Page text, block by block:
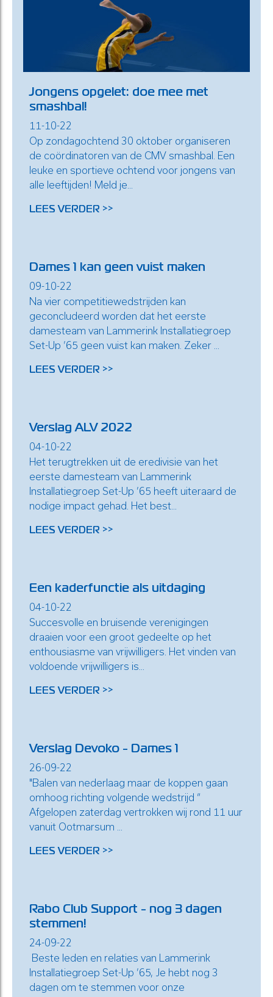
Jongens opgelet: doe mee met
smashbal!
11-10-22
Op zondagochtend 30 oktober organiseren
de coördinatoren van de CMV smashbal. Een
leuke en sportieve ochtend voor jongens van
alle leeftijden! Meld je...
LEES VERDER >>
Dames 1 kan geen vuist maken
09-10-22
Na vier competitiewedstrijden kan
geconcludeerd worden dat het eerste
damesteam van Lammerink Installatiegroep
Set-Up ’65 geen vuist kan maken. Zeker ...
LEES VERDER >>
Verslag ALV 2022
04-10-22
Het terugtrekken uit de eredivisie van het
eerste damesteam van Lammerink
Installatiegroep Set-Up ’65 heeft uiteraard de
nodige impact gehad. Het best...
LEES VERDER >>
Een kaderfunctie als uitdaging
04-10-22
Succesvolle en bruisende verenigingen
draaien voor een groot gedeelte op het
enthousiasme van vrijwilligers. Het vinden van
voldoende vrijwilligers is...
LEES VERDER >>
Verslag Devoko - Dames 1
26-09-22
"Balen van nederlaag maar de koppen gaan
omhoog richting volgende wedstrijd “
Afgelopen zaterdag vertrokken wij rond 11 uur
vanuit Ootmarsum ...
LEES VERDER >>
Rabo Club Support - nog 3 dagen
stemmen!
24-09-22
Beste leden en relaties van Lammerink
Installatiegroep Set-Up ’65, Je hebt nog 3
dagen om te stemmen voor onze